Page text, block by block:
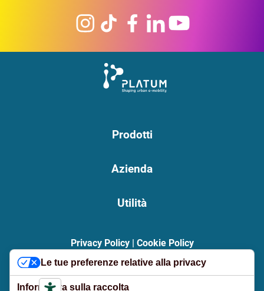
Prodotti
Azienda
Utilità
Privacy Policy| Cookie Policy
PLATUM S.p.A. | Registered office: via Bargellino, 10 | 40012
Calderara di Reno (BO) | VAT number 04177060375 | Tax Code
Le tue preferenze relative alla privacy
Informativa sulla raccolta